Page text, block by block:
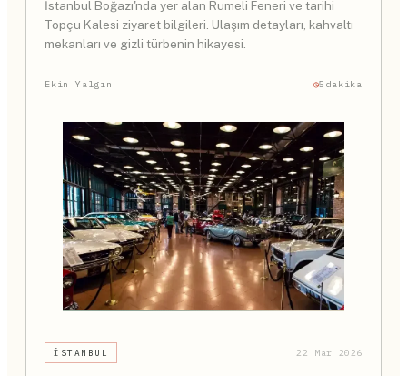
İstanbul Boğazı'nda yer alan Rumeli Feneri ve tarihi
Topçu Kalesi ziyaret bilgileri. Ulaşım detayları, kahvaltı
mekanları ve gizli türbenin hikayesi.
Ekin Yalgın 5dakika
İSTANBUL 22 Mar 2026